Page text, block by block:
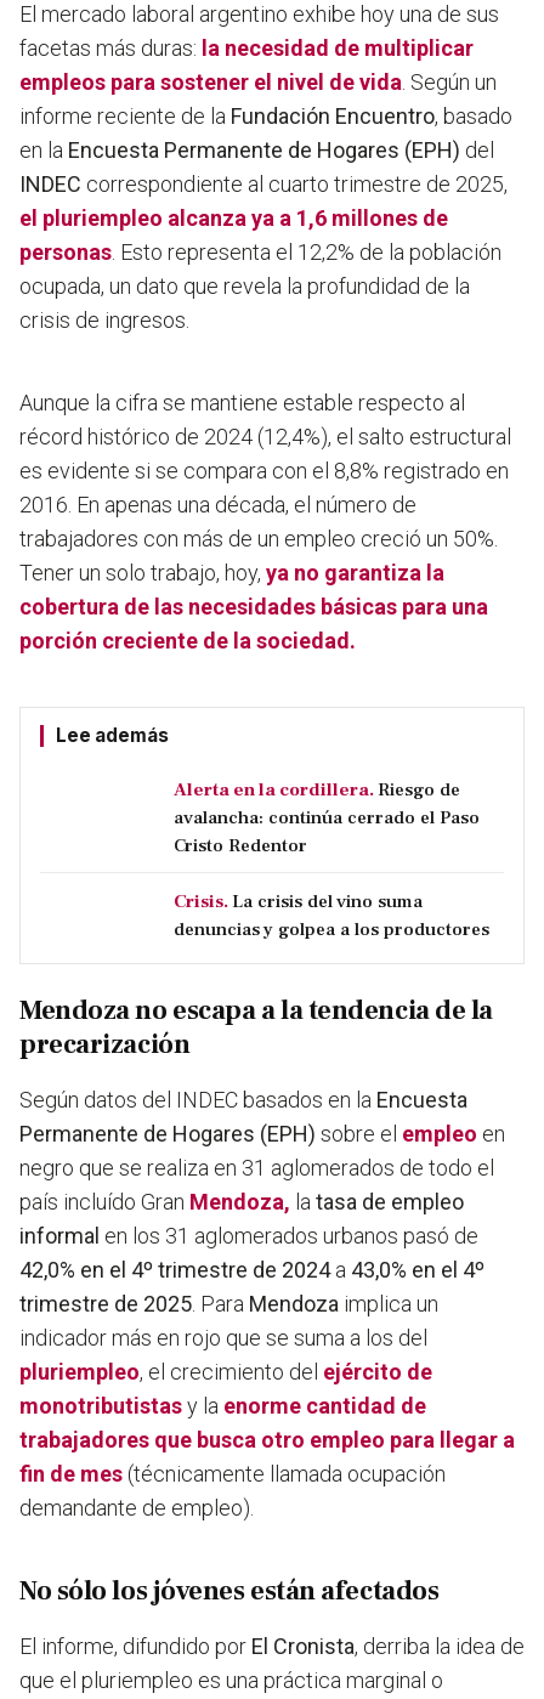
El mercado laboral argentino exhibe hoy una de sus
facetas más duras: la necesidad de multiplicar
empleos para sostener el nivel de vida . Según un
informe reciente de la Fundación Encuentro, basado
en la Encuesta Permanente de Hogares (EPH) del
INDEC correspondiente al cuarto trimestre de 2025,
el pluriempleo alcanza ya a 1,6 millones de
personas . Esto representa el 12,2% de la población
ocupada, un dato que revela la profundidad de la
crisis de ingresos.
Aunque la cifra se mantiene estable respecto al
récord histórico de 2024 (12,4%), el salto estructural
es evidente si se compara con el 8,8% registrado en
2016. En apenas una década, el número de
trabajadores con más de un empleo creció un 50%.
Tener un solo trabajo, hoy, ya no garantiza la
cobertura de las necesidades básicas para una
porción creciente de la sociedad.
Lee además
Alerta en la cordillera. Riesgo de
avalancha: continúa cerrado el Paso
Cristo Redentor
Crisis. La crisis del vino suma
denuncias y golpea a los productores
Mendoza no escapa a la tendencia de la
precarización
Según datos del INDEC basados en la Encuesta
Permanente de Hogares (EPH) sobre el empleo en
negro que se realiza en 31 aglomerados de todo el
país incluído Gran Mendoza, la tasa de empleo
informal en los 31 aglomerados urbanos pasó de
42,0% en el 4º trimestre de 2024a 43,0% en el 4º
trimestre de 2025 . Para Mendoza implica un
indicador más en rojo que se suma a los del
pluriempleo, el crecimiento del ejército de
monotributistasy la enorme cantidad de
trabajadores que busca otro empleo para llegar a
fin de mes (técnicamente llamada ocupación
demandante de empleo).
No sólo los jóvenes están afectados
El informe, difundido por El Cronista, derriba la idea de
que el pluriempleo es una práctica marginal o